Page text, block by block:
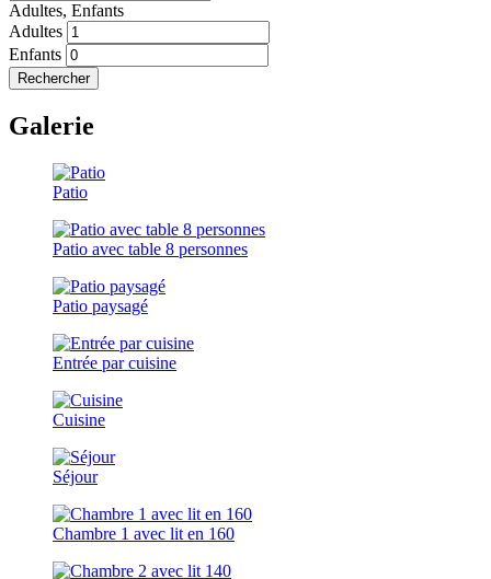
Adultes, Enfants
Adultes
Enfants
Rechercher
Galerie
Patio
Patio avec table 8 personnes
Patio paysagé
Entrée par cuisine
Cuisine
Séjour
Chambre 1 avec lit en 160